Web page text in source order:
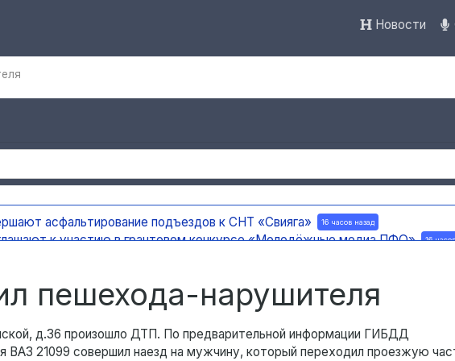
Новости
асфальтирование подъездов к СНТ «Свияга» 16 часов назад
к участию в грантовом конкурсе «Молодёжные медиа ПФО» 16
пешехода-нарушителя
д.36 произошло ДТП. По предварительной информации ГИБДД
ВАЗ 21099 совершил наезд на мужчину, который переходил проезжую